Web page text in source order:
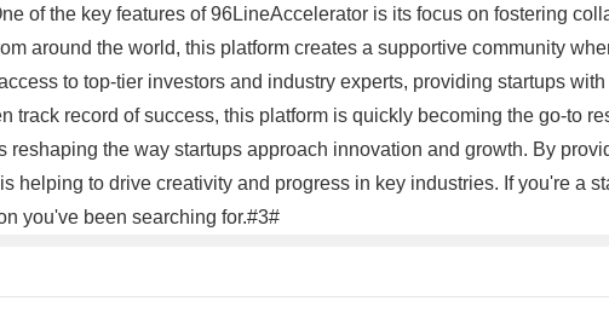
of the key features of 96LineAccelerator is its focus on fostering
around the world, this platform creates a supportive community
to top-tier investors and industry experts, providing startups
track record of success, this platform is quickly becoming the go-to
the way startups approach innovation and growth. By
helping to drive creativity and progress in key industries. If you're a
you've been searching for.#3#